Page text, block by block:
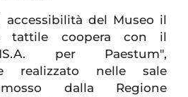
accessibilità del Museo il
tattile coopera con il
per Paestum",
realizzato nelle sale
dalla Regione